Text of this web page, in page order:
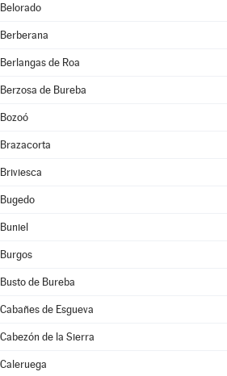
Belorado
Berberana
Berlangas de Roa
Berzosa de Bureba
Bozoó
Brazacorta
Briviesca
Bugedo
Buniel
Burgos
Busto de Bureba
Cabañes de Esgueva
Cabezón de la Sierra
Caleruega